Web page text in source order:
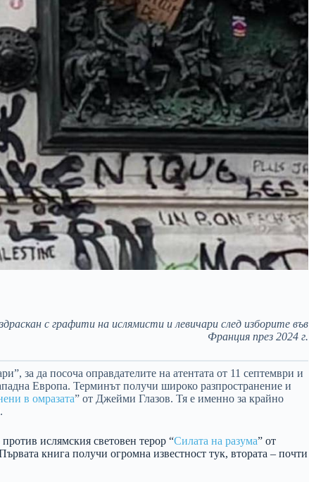
с графити на ислямисти и левичари след изборите във
Франция през 2024 г.
за да посоча оправдателите на атентата от 11 септември и
Европа. Терминът получи широко разпространение и
в омразата” от Джейми Глазов. Тя е именно за крайно
ислямския световен терор “Силата на разума” от
книга получи огромна известност тук, втората – почти